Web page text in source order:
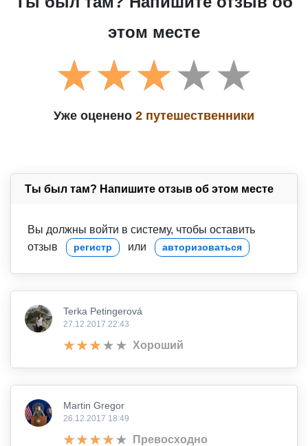
этом месте
Уже оценено 2 путешественники
Ты был там? Напишите отзыв об этом месте
Вы должны войти в систему, чтобы оставить
отзыв
регистр или авторизоваться
Terka Petingerová
27.12.2017 22:43
Хороший
Martin Gregor
26.12.2017 18:49
Превосходно